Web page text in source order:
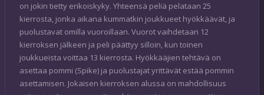
on jokin tietty erikoiskyky. Yhteensä peliä pelataan 25
kierrosta, jonka aikana kummatkin joukkueet hyökkäävät, ja
puolustavat omilla vuoroillaan. Vuorot vaihdetaan 12
kierroksen jälkeen ja peli päättyy silloin, kun toinen
joukkueista voittaa 13 kierrosta. Hyökkääjien tehtävä on
asettaa pommi (Spike) ja puolustajat yrittävät estää pommin
asettamisen. Jokaisen kierroksen alussa on mahdollisuus